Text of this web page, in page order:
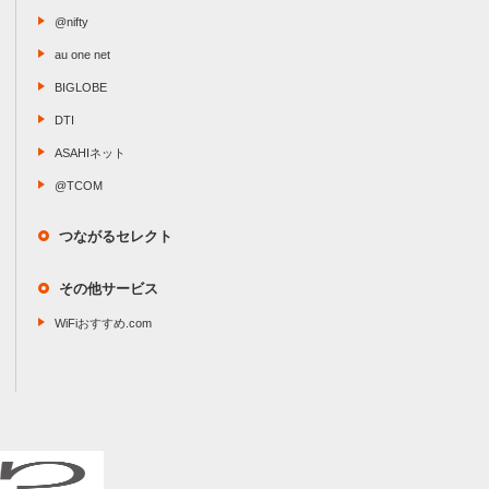
@nifty
au one net
BIGLOBE
DTI
ASAHIネット
@TCOM
つながるセレクト
その他サービス
WiFiおすすめ.com